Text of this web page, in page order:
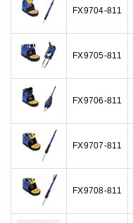
FX9704-811
FX9705-811
FX9706-811
FX9707-811
FX9708-811